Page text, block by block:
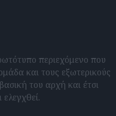
περιεχόμενο που
και τους εξωτερικούς
του αρχή και έτσι